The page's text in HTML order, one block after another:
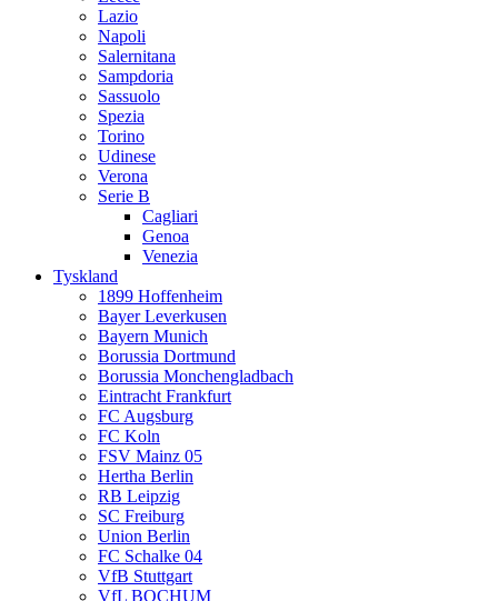
Lazio
Napoli
Salernitana
Sampdoria
Sassuolo
Spezia
Torino
Udinese
Verona
Serie B
Cagliari
Genoa
Venezia
Tyskland
1899 Hoffenheim
Bayer Leverkusen
Bayern Munich
Borussia Dortmund
Borussia Monchengladbach
Eintracht Frankfurt
FC Augsburg
FC Koln
FSV Mainz 05
Hertha Berlin
RB Leipzig
SC Freiburg
Union Berlin
FC Schalke 04
VfB Stuttgart
VfL BOCHUM